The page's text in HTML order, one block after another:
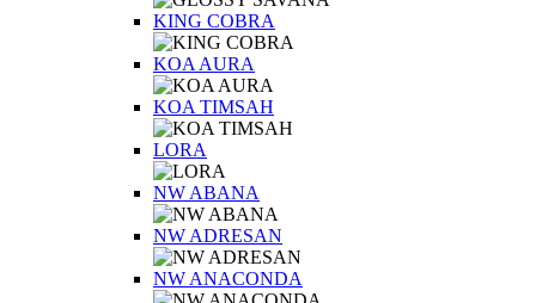
KING COBRA
KOA AURA
KOA TIMSAH
LORA
NW ABANA
NW ADRESAN
NW ANACONDA